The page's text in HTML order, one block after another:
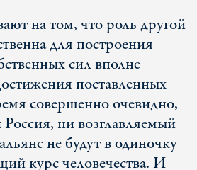
на том, что роль другой
для построения
сил вполне
поставленных
совершенно очевидно,
ни возглавляемый
не будут в одиночку
курс человечества. И